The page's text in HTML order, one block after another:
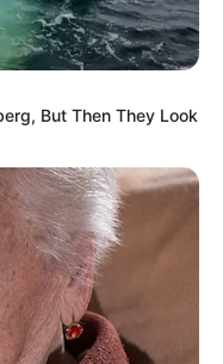
formal, untuk
sedangkan untuk
But Then They Look